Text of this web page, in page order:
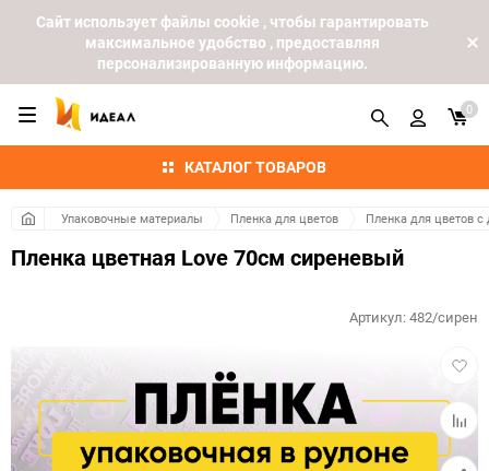
Cайт использует файлы cookie , чтобы гарантировать
максимальное удобство , предоставляя
персонализированную информацию.
КАТАЛОГ ТОВАРОВ
0
Упаковочные материалы Пленка для цветов Пленка для цветов
Пленка цветная Love 70см сиреневый
к
Артикул:482/сирен